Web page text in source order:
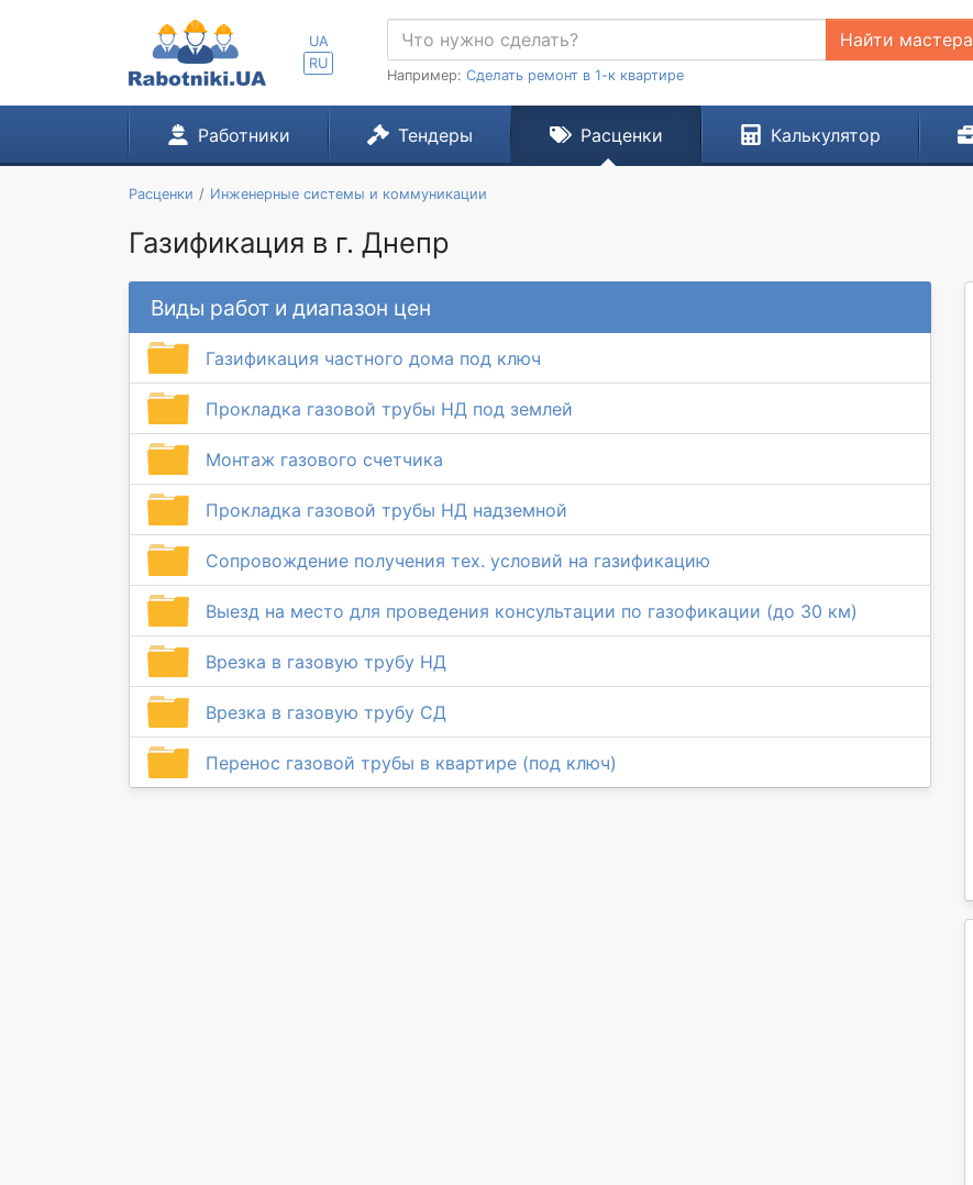
UA
RU
Найти мастера
Например: Сделать ремонт в 1-к квартире
Работники Тендеры Расценки Калькулятор
Расценки Инженерные системы и коммуникации
Газификация в г. Днепр
Виды работ и диапазон цен
Газификация частного дома под ключ
Прокладка газовой трубы НД под землей
Монтаж газового счетчика
Прокладка газовой трубы НД надземной
Сопровождение получения тех. условий на газификацию
Выезд на место для проведения консультации по газофикации (до 30 км)
Врезка в газовую трубу НД
Врезка в газовую трубу СД
Перенос газовой трубы в квартире (под ключ)